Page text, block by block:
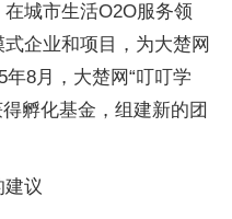
城市生活O2O服务领
企业和项目，为大楚网
8月，大楚网“叮叮学
孵化基金，组建新的团
议